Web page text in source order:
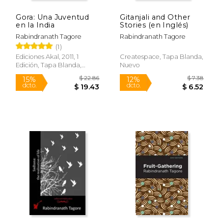
dcto.
6%
dcto.
Gora: Una Juventud
en la India
Rabindranath Tagore
(1)
Ediciones Akal, 2011, 1
Edición, Tapa Blanda,
Nuevo
Gitanjali and Other
Stories (en Inglés)
Rabindranath Tagore
Createspace, Tapa Blanda,
Nuevo